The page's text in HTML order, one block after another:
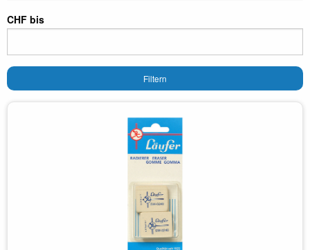
CHF bis
Filtern